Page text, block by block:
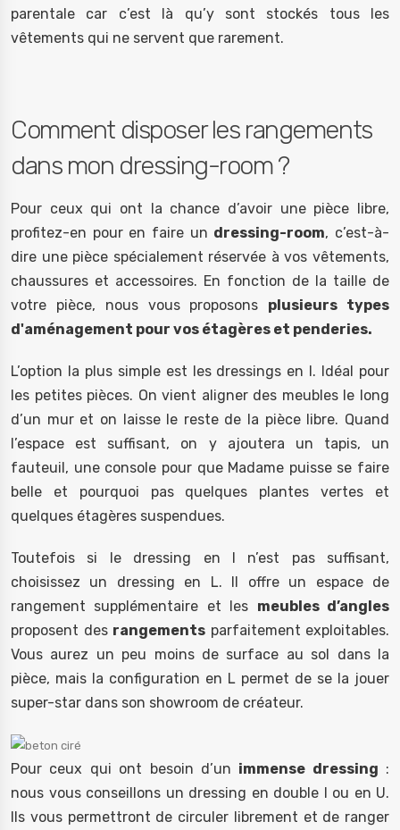
parentale car c’est là qu’y sont stockés tous les
vêtements qui ne servent que rarement.
Comment disposer les rangements
dans mon dressing-room ?
Pour ceux qui ont la chance d’avoir une pièce libre,
profitez-en pour en faire un dressing-room, c’est-à-
dire une pièce spécialement réservée à vos vêtements,
chaussures et accessoires. En fonction de la taille de
votre pièce, nous vous proposons plusieurs types
d'aménagement pour vos étagères et penderies.
L’option la plus simple est les dressings en I. Idéal pour
les petites pièces. On vient aligner des meubles le long
d’un mur et on laisse le reste de la pièce libre. Quand
l’espace est suffisant, on y ajoutera un tapis, un
fauteuil, une console pour que Madame puisse se faire
belle et pourquoi pas quelques plantes vertes et
quelques étagères suspendues.
Toutefois si le dressing en I n’est pas suffisant,
choisissez un dressing en L. Il offre un espace de
rangement supplémentaire et les meubles d’angles
proposent des rangements parfaitement exploitables.
Vous aurez un peu moins de surface au sol dans la
pièce, mais la configuration en L permet de se la jouer
super-star dans son showroom de créateur.
Pour ceux qui ont besoin d’un immense dressing :
nous vous conseillons un dressing en double I ou en U.
Ils vous permettront de circuler librement et de ranger